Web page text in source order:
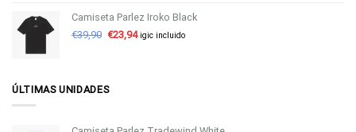
Camiseta Parlez Iroko Black
€39,90 €23,94 igic incluido
ÚLTIMAS UNIDADES